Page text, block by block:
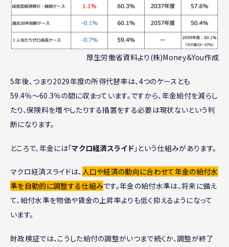
厚生労働省資料より(株)Money＆You作成
5年後、つまり2029年度の所得代替率は、4つのケースとも
59.4％〜60.3％の間に収まっています。ですから、年金給付を減らし
たり、保険料を増やしたりする措置をする必要は現状ないという判
断になります。
ところで、年金には「マクロ経済スライド 」という仕組みがあります。
マクロ経済スライドは、人口や経済の動向に合わせて年金の給付水
準を自動的に調整する仕組みです。年金の給付水準は、将来に備え
て、給付水準を物価や賃金の上昇率よりも低く抑えるようになって
います。
財政検証では、こうした給付の調整がいつまで続くか、調整が終了